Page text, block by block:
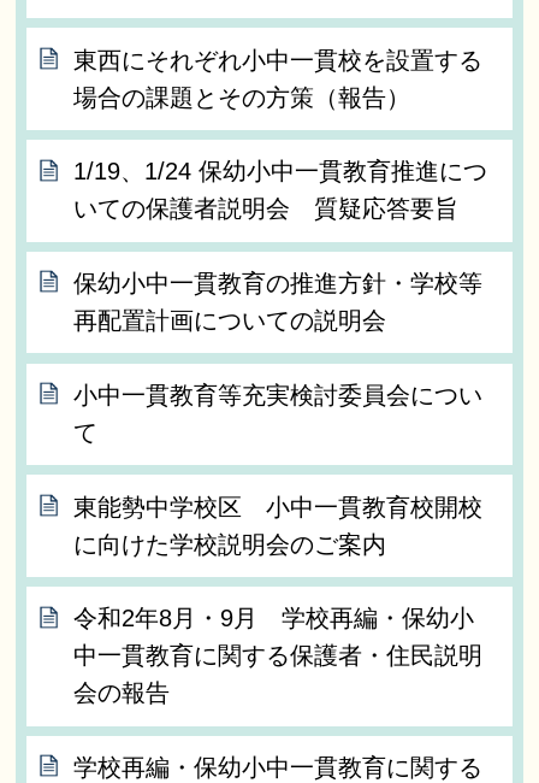
東西にそれぞれ小中一貫校を設置する
場合の課題とその方策（報告）
1/19、1/24 保幼小中一貫教育推進につ
いての保護者説明会 質疑応答要旨
保幼小中一貫教育の推進方針・学校等
再配置計画についての説明会
小中一貫教育等充実検討委員会につい
て
東能勢中学校区 小中一貫教育校開校
に向けた学校説明会のご案内
令和2年8月・9月 学校再編・保幼小
中一貫教育に関する保護者・住民説明
会の報告
学校再編・保幼小中一貫教育に関する